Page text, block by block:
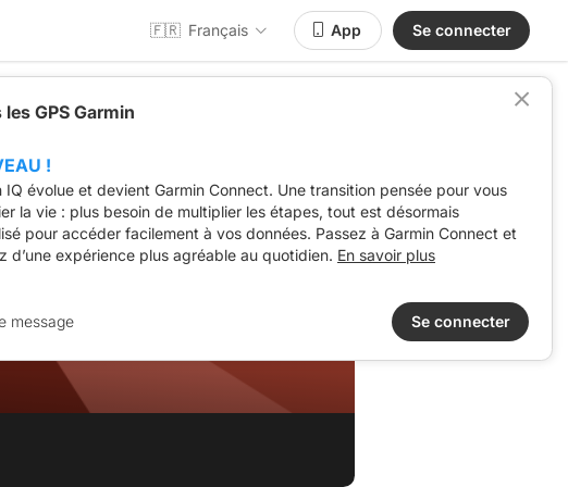
🇫🇷 Français App Se connecter
GPS Garmin
!
IQ évolue et devient Garmin Connect. Une transition pensée pour vous
la vie : plus besoin de multiplier les étapes, tout est désormais
pour accéder facilement à vos données. Passez à Garmin Connect et
d’une expérience plus agréable au quotidien. En savoir plus
message Se connecter